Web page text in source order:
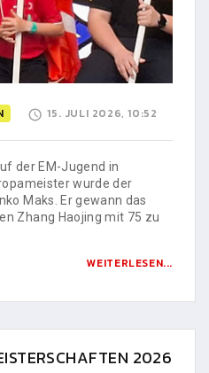
15. JULI 2026, 10:52
der EM-Jugend in
wurde der
Maks. Er gewann das
Zhang Haojing mit 75 zu
WEITERLESEN...
2026